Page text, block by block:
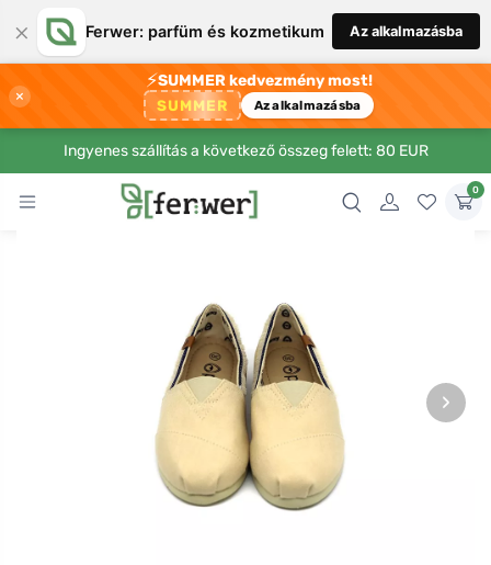
× Ferwer: parfüm és kozmetikum Az alkalmazásba
×
⚡SUMMER kedvezmény most!
SUMMER Az alkalmazásba
Ingyenes szállítás a következő összeg felett: 80 EUR
0
›